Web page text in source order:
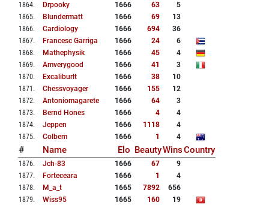
1864. Drpooky 1666 63
5
1865. Blundermatt 1666 69
13
1866. Cardiology 1666 694
36
1867. Francesc Garriga 1666 24
6
1868. Mathephysik 1666 45
4
1869. Amverygood 1666 41
3
1870. Excaliburlt 1666 38
10
1871 . Chessvoyager 1666 155
12
1872. Antoniomagarete 1666 64
3
1873. Bernd Hones 1666 4
4
1874. Jeppen 1666 1118
4
1875. Colbem 1666 1 4
# Name Elo BeautyWinsCountry
1876. Jch-83 1666 67
9
1877. Forteceara 1666 1
4
1878. M_a_t 1665 7892
656
1879. Wiss95 1665 160
19